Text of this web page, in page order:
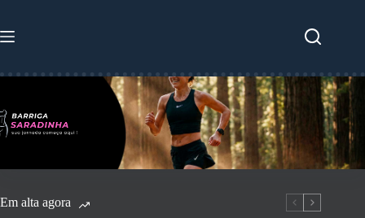
o
Em alta agora